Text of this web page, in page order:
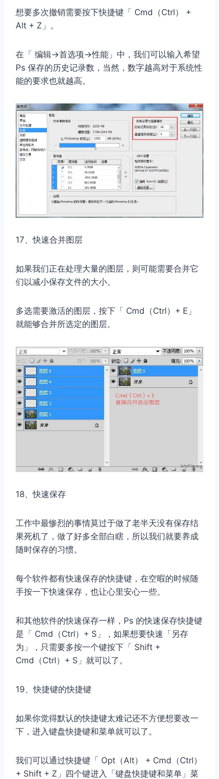
想要多次撤销需要按下快捷键「 Cmd（Ctrl） +
Alt + Z」。
在「 编辑→首选项→性能」中，我们可以输入希望
Ps 保存的历史记录数，当然，数字越高对于系统性
能的要求也就越高。
17、快速合并图层
如果我们正在处理大量的图层，则可能需要合并它
们以减小保存文件的大小。
多选需要激活的图层，按下「 Cmd（Ctrl）+ E」
就能够合并所选定的图层。
18、快速保存
工作中最惨烈的事情莫过于做了老半天没有保存结
果死机了，做了好多全部白瞎，所以我们就要养成
随时保存的习惯。
每个软件都有快速保存的快捷键，在空暇的时候随
手按一下快速保存，也让心里安心一些。
和其他软件的快速保存一样，Ps 的快速保存快捷键
是「 Cmd（Ctrl）+ S」，如果想要快速「另存
为」，只需要多按一个键按下「 Shift +
Cmd（Ctrl）+ S」就可以了。
19、快捷键的快捷键
如果你觉得默认的快捷键太难记还不方便想要改一
下，进入键盘快捷键和菜单就可以了。
我们可以通过快捷键「 Opt（Alt） + Cmd（Ctrl）
+ Shift + Z」四个键进入「键盘快捷键和菜单」菜
取消 搜索